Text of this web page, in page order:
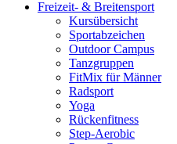
Freizeit- & Breitensport
Kursübersicht
Sportabzeichen
Outdoor Campus
Tanzgruppen
FitMix für Männer
Radsport
Yoga
Rückenfitness
Step-Aerobic